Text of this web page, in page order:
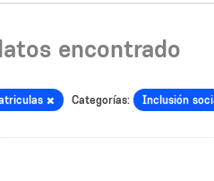
encontrado
Categorías: Inclusión